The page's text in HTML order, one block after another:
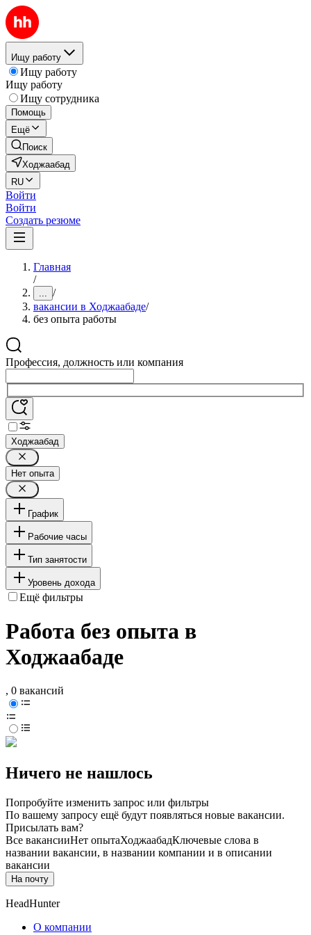
Ищу работу
Ищу работу
Ищу работу
Ищу сотрудника
Помощь
Ещё
Поиск
Ходжаабад
RU
Войти
Войти
Создать резюме
Главная
/
... /
вакансии в Ходжаабаде/
без опыта работы
Профессия, должность или компания
Ходжаабад
Нет опыта
График
Рабочие часы
Тип занятости
Уровень дохода
Ещё фильтры
Работа без опыта в
Ходжаабаде
, 0 вакансий
Ничего не нашлось
Попробуйте изменить запрос или фильтры
По вашему запросу ещё будут появляться новые вакансии.
Присылать вам?
Все вакансииНет опытаХоджаабадКлючевые слова в
названии вакансии, в названии компании и в описании
вакансии
На почту
HeadHunter
О компании